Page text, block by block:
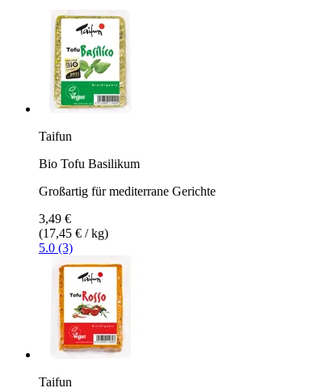
Taifun
Bio Tofu Basilikum
Großartig für mediterrane Gerichte
3,49 €
(17,45 € / kg)
5.0 (3)
Taifun